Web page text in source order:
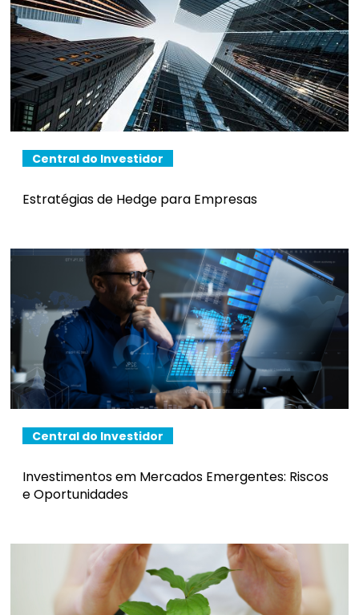
Central do Investidor
Estratégias de Hedge para Empresas
Central do Investidor
Investimentos em Mercados Emergentes: Riscos
e Oportunidades